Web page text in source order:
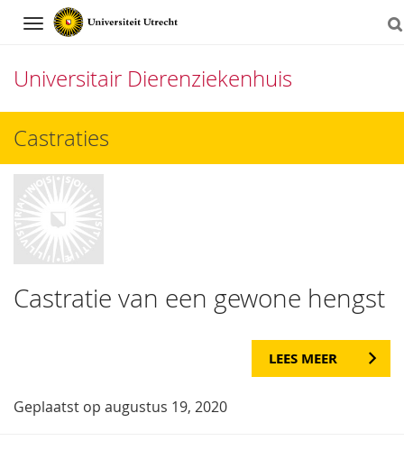
Navigation
Universitair Dierenziekenhuis
Direct
inhoud
Castraties
Castratie van een gewone hengst
LEES MEER
Geplaatst op augustus 19, 2020